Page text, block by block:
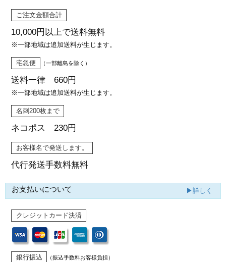
ご注文金額合計
10,000円以上で送料無料
※一部地域は追加送料が生じます。
宅急便 （一部離島を除く）
送料一律 660円
※一部地域は追加送料が生じます。
名刺200枚まで
ネコポス 230円
お客様名で発送します。
代行発送手数料無料
お支払いについて ▶詳しく
クレジットカード決済
銀行振込 （振込手数料お客様負担）